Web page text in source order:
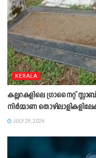
KERALA
കല്ലറകളിലെ ഗ്രാനൈറ്റ്
നിർമ്മാണ
JULY 29, 2026